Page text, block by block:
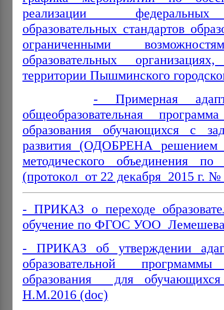
реализации федеральных
образовательных стандартов
ограниченными
образовательных
территории Пышминского
- Примерная
общеобразовательная
образования обучающихся с
развития (ОДОБРЕНА решением
методического объединения
(протокол от 22 декабря 2015 г.
- ПРИКАЗ о переходе
обучение по ФГОС УОО
- ПРИКАЗ об утверждении
образовательной
образования для
Н.М.2016 (doc)